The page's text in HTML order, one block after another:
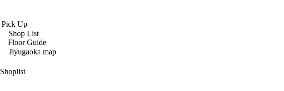
Pick Up
Shop List
Floor Guide
Jiyugaoka map
Shoplist